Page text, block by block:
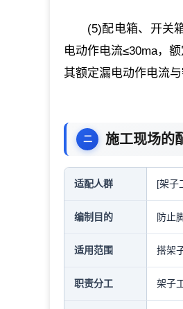
(5)配电箱、开关
电动作电流≤30ma，
其额定漏电动作电流
施工现场的
适配人群 [架子
编制目的 防止
适用范围 搭架
职责分工 架子